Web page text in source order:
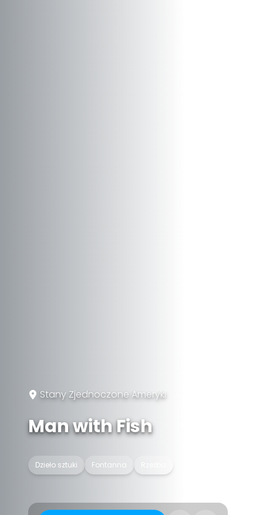
Stany Zjednoczone Ameryki
Man with Fish
Dzieło sztuki Fontanna